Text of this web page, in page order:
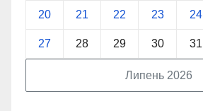
Липень 2026
20 21 22 23 24
27 28 29 30 31